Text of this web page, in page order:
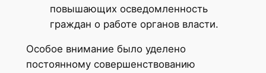
повышающих осведомленность
граждан о работе органов власти.
Особое внимание было уделено
постоянному совершенствованию